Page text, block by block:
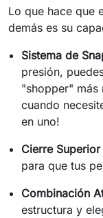
Lo que hace que
demás es su
Sistema de
presión,
"shopper"
cuando
en uno!
Cierre
para que tus
Combinación
estructura y